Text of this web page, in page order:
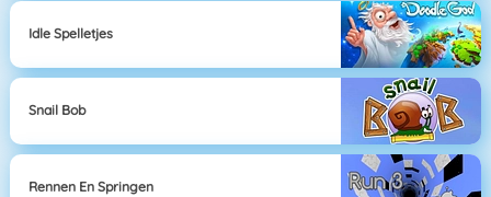
Idle Spelletjes
Snail Bob
Rennen En Springen